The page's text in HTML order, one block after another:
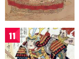
11